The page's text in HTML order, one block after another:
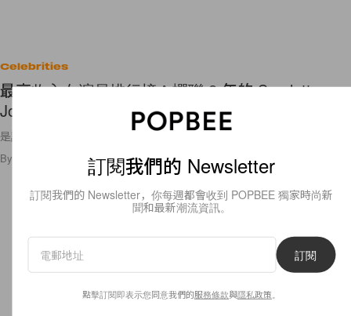
Celebrities
最高收入女演員排行榜：蟬聯 2 年的 Scarlett
Johansson 今年終於被她踢走了！
是誰奪了 Scarlett Johansson 的寶座呢？
By 2020年10月5日
訂閱我們的 Newsletter
訂閱我們的 Newsletter，你每週都會收到 POPBEE 獨家時尚新
聞和最新潮流資訊。
訂閱
點擊訂閱即表示您同意我們的服務條款與隱私政策